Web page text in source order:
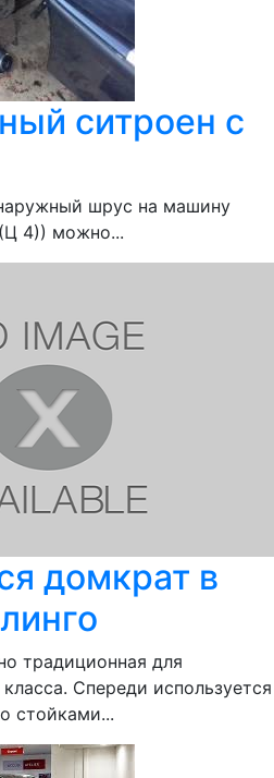
ситроен с
шрус на машину
4)) можно...
домкрат в
традиционная для
Спереди используется
стойками...